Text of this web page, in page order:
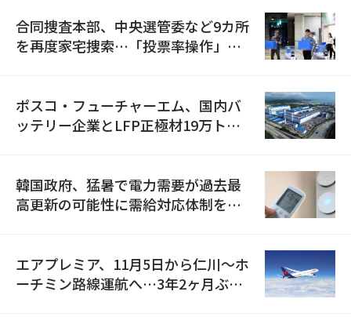
合同捜査本部、中央選管委など9カ所
を再度家宅捜索…「投票率操作」の
ポスコ・フューチャーエム、国内バ
ッテリー企業とLFP正極材19万トン
韓国政府、猛暑で電力需要が過去最
高更新の可能性に需給対応体制を点
エアプレミア、11月5日から仁川〜ホ
ーチミン路線運航へ…3年2ヶ月ぶり